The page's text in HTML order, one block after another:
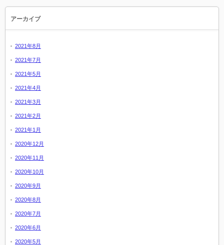
アーカイブ
2021年8月
2021年7月
2021年5月
2021年4月
2021年3月
2021年2月
2021年1月
2020年12月
2020年11月
2020年10月
2020年9月
2020年8月
2020年7月
2020年6月
2020年5月